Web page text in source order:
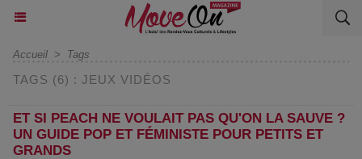
Accueil > Tags
TAGS (6) : JEUX VIDÉOS
ET SI PEACH NE VOULAIT PAS QU'ON LA SAUVE ?
UN GUIDE POP ET FÉMINISTE POUR PETITS ET
GRANDS